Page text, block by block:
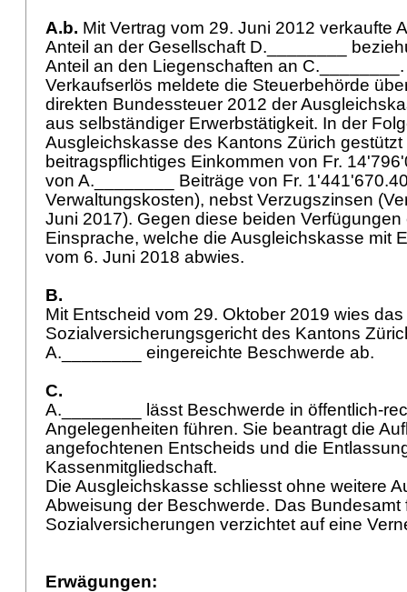
A.b. Mit Vertrag vom 29. Juni 2012 verkaufte
Anteil an der Gesellschaft D.________
Anteil an den Liegenschaften an
Verkaufserlös meldete die Steuerbehörde
direkten Bundessteuer 2012 der
aus selbständiger Erwerbstätigkeit. In der
Ausgleichskasse des Kantons Zürich gestützt
beitragspflichtiges Einkommen von Fr.
von A.________ Beiträge von Fr.
Verwaltungskosten), nebst Verzugszinsen
Juni 2017). Gegen diese beiden
Einsprache, welche die Ausgleichskasse mit
vom 6. Juni 2018 abwies.
B.
Mit Entscheid vom 29. Oktober 2019 wies das
Sozialversicherungsgericht des Kantons
A.________ eingereichte Beschwerde ab.
C.
A.________ lässt Beschwerde in öffentlich-
Angelegenheiten führen. Sie beantragt die
angefochtenen Entscheids und die
Kassenmitgliedschaft.
Die Ausgleichskasse schliesst ohne weitere
Abweisung der Beschwerde. Das Bundesamt
Sozialversicherungen verzichtet auf eine
Erwägungen: